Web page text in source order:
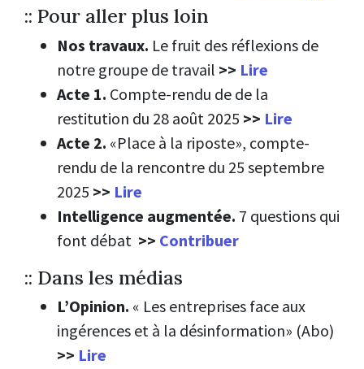
:: Pour aller plus loin
Nos travaux. Le fruit des réflexions de
notre groupe de travail >> Lire
Acte 1. Compte-rendu de de la
restitution du 28 août 2025 >> Lire
Acte 2. «Place à la riposte», compte-
rendu de la rencontre du 25 septembre
2025 >> Lire
Intelligence augmentée. 7 questions qui
font débat >> Contribuer
:: Dans les médias
L’Opinion. « Les entreprises face aux
ingérences et à la désinformation» (Abo)
>> Lire